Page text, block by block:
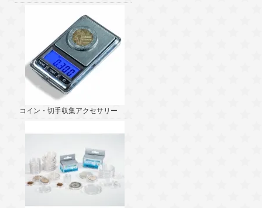
コイン・切手収集アクセサリー